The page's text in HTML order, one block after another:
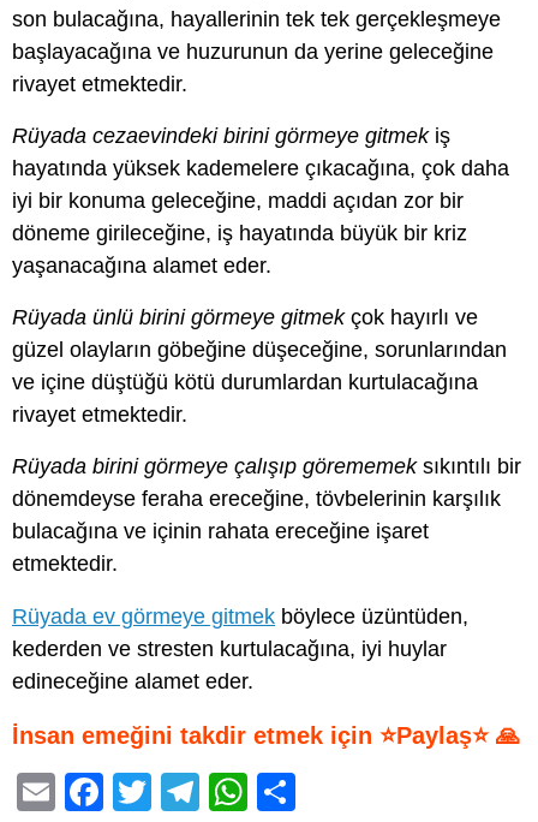
son bulacağına, hayallerinin tek tek gerçekleşmeye
başlayacağına ve huzurunun da yerine geleceğine
rivayet etmektedir.
Rüyada cezaevindeki birini görmeye gitmekiş
hayatında yüksek kademelere çıkacağına, çok daha
iyi bir konuma geleceğine, maddi açıdan zor bir
döneme girileceğine, iş hayatında büyük bir kriz
yaşanacağına alamet eder.
Rüyada ünlü birini görmeye gitmekçok hayırlı ve
güzel olayların göbeğine düşeceğine, sorunlarından
ve içine düştüğü kötü durumlardan kurtulacağına
rivayet etmektedir.
Rüyada birini görmeye çalışıp görememeksıkıntılı bir
dönemdeyse feraha ereceğine, tövbelerinin karşılık
bulacağına ve içinin rahata ereceğine işaret
etmektedir.
Rüyada ev görmeye gitmek böylece üzüntüden,
kederden ve stresten kurtulacağına, iyi huylar
edineceğine alamet eder.
İnsan emeğini takdir etmek için ⭐Paylaş⭐ 🙏
E
F
T
T
W